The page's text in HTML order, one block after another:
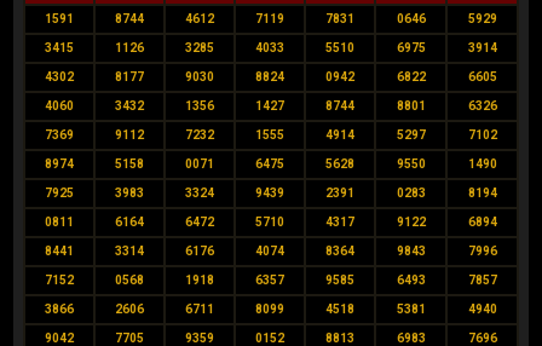
1591 8744 4612 7119 7831 0646 5929
3415 1126 3285 4033 5510 6975 3914
4302 8177 9030 8824 0942 6822 6605
4060 3432 1356 1427 8744 8801 6326
7369 9112 7232 1555 4914 5297 7102
8974 5158 0071 6475 5628 9550 1490
7925 3983 3324 9439 2391 0283 8194
0811 6164 6472 5710 4317 9122 6894
8441 3314 6176 4074 8364 9843 7996
7152 0568 1918 6357 9585 6493 7857
3866 2606 6711 8099 4518 5381 4940
9042 7705 9359 0152 8813 6983 7696